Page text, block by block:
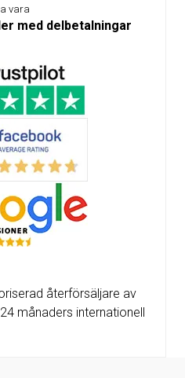
vara
med delbetalningar
återförsäljare av
månaders internationell